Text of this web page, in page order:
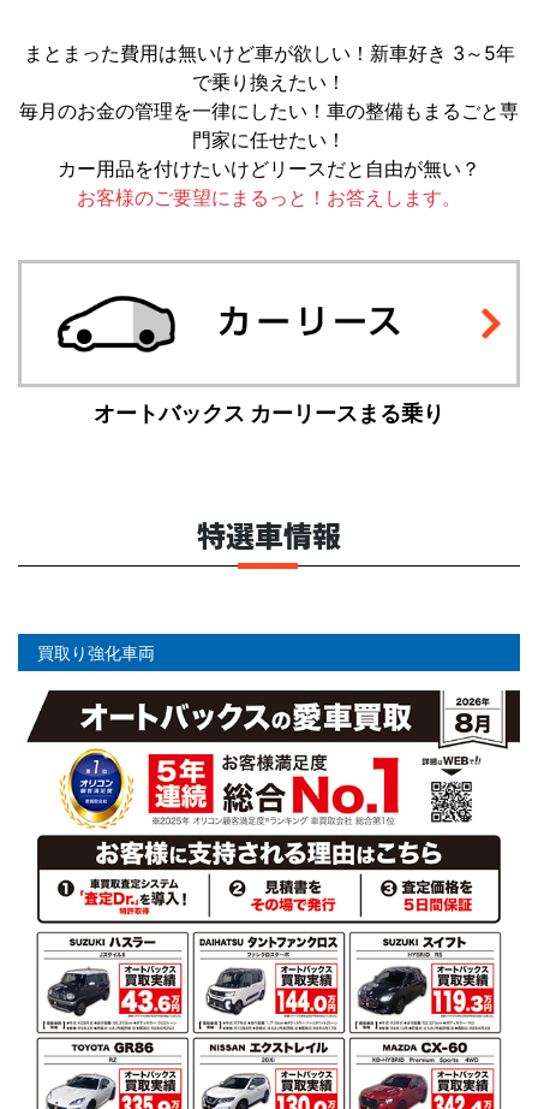
まとまった費用は無いけど車が欲しい！新車好き 3～5年
で乗り換えたい！
毎月のお金の管理を一律にしたい！車の整備もまるごと専
門家に任せたい！
カー用品を付けたいけどリースだと自由が無い？
お客様のご要望にまるっと！お答えします。
オートバックス カーリースまる乗り
特選車情報
買取り強化車両